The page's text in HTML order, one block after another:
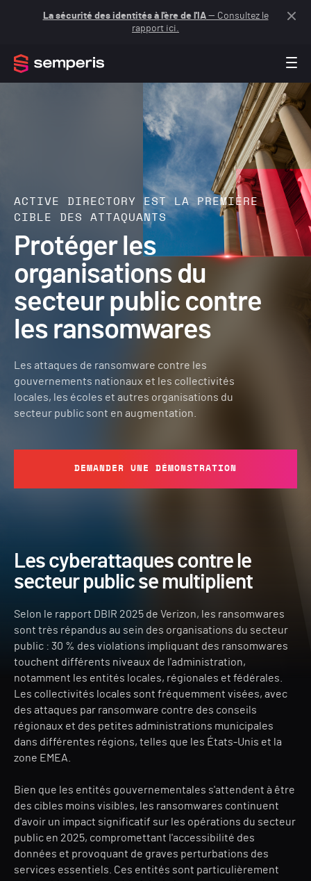
La sécurité des identités à l'ère de l'IA— Consultez le
rapport ici.
ACTIVE DIRECTORY EST LA PREMIÈRE
CIBLE DES ATTAQUANTS
Protéger les
organisations du
secteur public contre
les ransomwares
Les attaques de ransomware contre les
gouvernements nationaux et les collectivités
locales, les écoles et autres organisations du
secteur public sont en augmentation.
DEMANDER UNE DÉMONSTRATION
Les cyberattaques contre le
secteur public se multiplient
Selon le rapport DBIR 2025 de Verizon, les ransomwares
sont très répandus au sein des organisations du secteur
public : 30 % des violations impliquant des ransomwares
touchent différents niveaux de l'administration,
notamment les entités locales, régionales et fédérales.
Les collectivités locales sont fréquemment visées, avec
des attaques par ransomware contre des conseils
régionaux et des petites administrations municipales
dans différentes régions, telles que les États-Unis et la
zone EMEA.
Bien que les entités gouvernementales s'attendent à être
des cibles moins visibles, les ransomwares continuent
d'avoir un impact significatif sur les opérations du secteur
public en 2025, compromettant l'accessibilité des
données et provoquant de graves perturbations des
services essentiels. Ces entités sont particulièrement